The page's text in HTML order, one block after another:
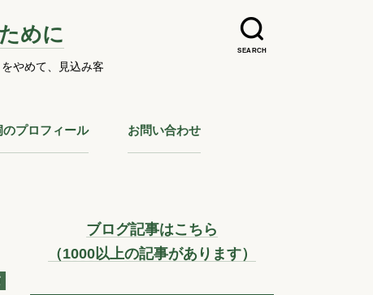
SEARCH
めに
やめて、見込み客
のプロフィール お問い合わせ
ブログ記事はこちら
（1000以上の記事があります）